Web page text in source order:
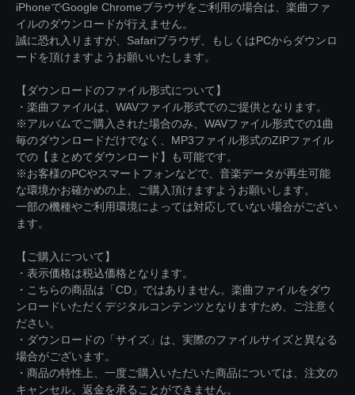
iPhoneでGoogle Chromeブラウザをご利用の場合は、楽曲ファ
イルのダウンロードが行えません。
誠に恐れ入りますが、Safariブラウザ、もしくはPCからダウンロ
ードを頂けますようお願いいたします。
【ダウンロードのファイル形式について】
・楽曲ファイルは、WAVファイル形式でのご提供となります。
※アルバムでご購入された場合のみ、WAVファイル形式での1曲
毎のダウンロードだけでなく、MP3ファイル形式のZIPファイル
での【まとめてダウンロード】も可能です。
※お客様のPCやスマートフォンなどで、音楽データが再生可能
な環境かお確かめの上、ご購入頂けますようお願いします。
一部の機種やご利用環境によっては対応していない場合がござい
ます。
【ご購入について】
・表示価格は税込価格となります。
・こちらの商品は「CD」ではありません。楽曲ファイルをダウ
ンロードいただくデジタルコンテンツとなりますため、ご注意く
ださい。
・ダウンロードの「サイズ」は、実際のファイルサイズと異なる
場合がございます。
・商品の特性上、一度ご購入いただいた商品については、注文の
キャンセル、返金を承ることができません。